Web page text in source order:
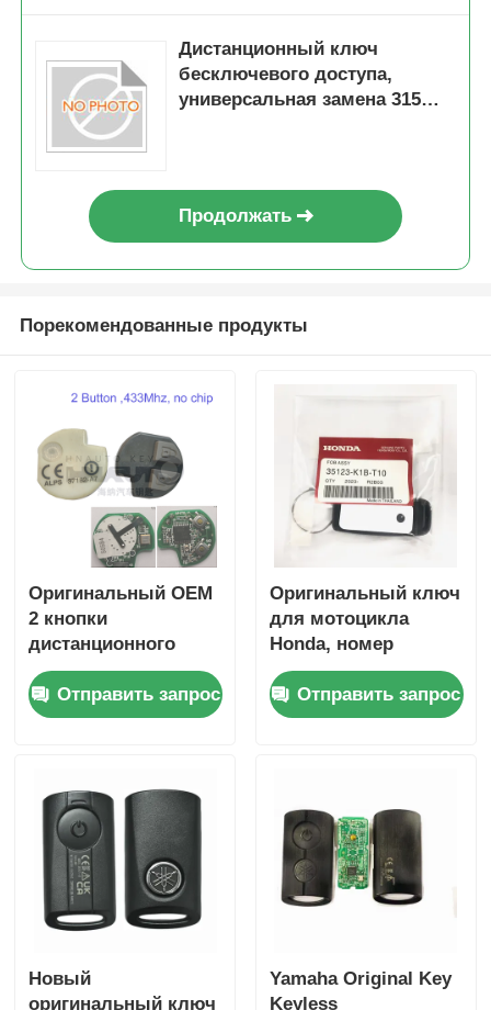
Главная страница
Продукция
Ролики
Дистанционный ключ
бесключевого доступа,
универсальная замена 315
Продолжать
Порекомендованные продукты
Оригинальный OEM
2 кнопки
дистанционного
управления 433,87
МГц FSK для Su-zuki
Jim-ny 2005-2017 без
для оптовой
продажи,
минимальный заказ
50 шт.
Отправить запрос
Оригинальный ключ
для мотоцикла
Honda, номер
детали: 35123-K1B-
T10, трехкнопочный,
FSK433.92MHz, чип
Отправить запрос
Новый
оригинальный ключ
Yamaha Original Key
Keyless